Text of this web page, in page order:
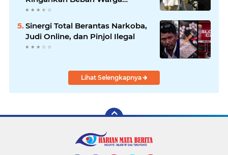
Bangkitkan Pelaku UMKM
Sinergi Total Berantas Narkoba,
Judi Online, dan Pinjol Ilegal
Lihat Selengkapnya